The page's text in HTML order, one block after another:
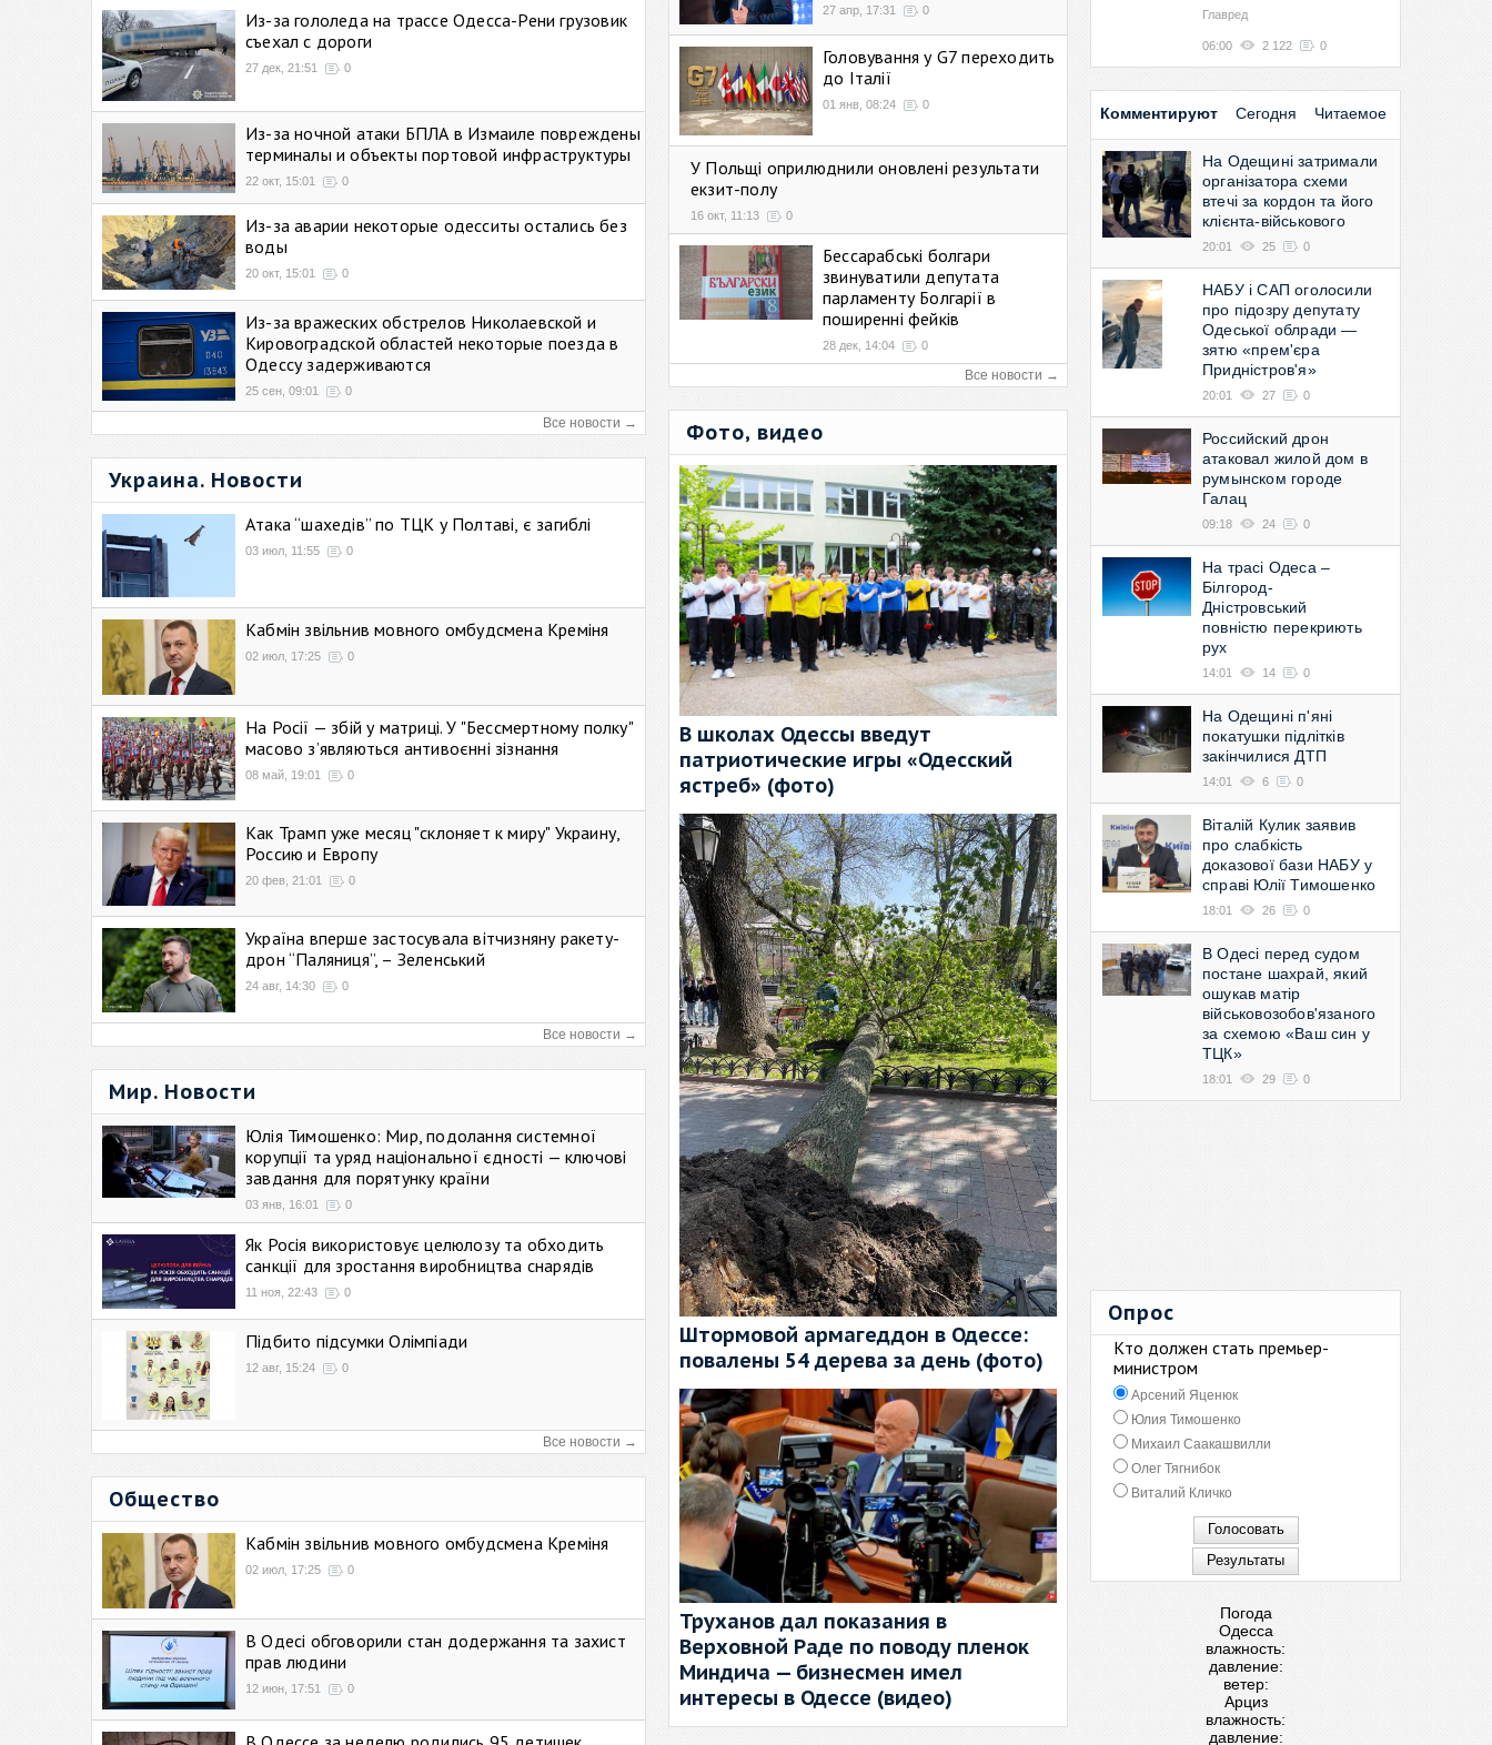
Из-за гололеда на трассе Одесса-Рени грузовик
съехал с дороги
27 дек, 21:51 0
Из-за ночной атаки БПЛА в Измаиле повреждены
терминалы и объекты портовой инфраструктуры
22 окт, 15:01 0
Из-за аварии некоторые одесситы остались без
воды
20 окт, 15:01 0
Из-за вражеских обстрелов Николаевской и
Кировоградской областей некоторые поезда в
Одессу задерживаются
25 сен, 09:01 0
Все новости →
Украина. Новости
Атака “шахедів” по ТЦК у Полтаві, є загиблі
03 июл, 11:55 0
Кабмін звільнив мовного омбудсмена Креміня
02 июл, 17:25 0
На Росії — збій у матриці. У "Бессмертному полку"
масово зʼявляються антивоєнні зізнання
08 май, 19:01 0
Как Трамп уже месяц "склоняет к миру" Украину,
Россию и Европу
20 фев, 21:01 0
Україна вперше застосувала вітчизняну ракету-
дрон “Паляниця”, – Зеленський
24 авг, 14:30 0
Все новости →
Мир. Новости
Юлія Тимошенко: Мир, подолання системної
корупції та уряд національної єдності — ключові
завдання для порятунку країни
03 янв, 16:01 0
Як Росія використовує целюлозу та обходить
санкції для зростання виробництва снарядів
11 ноя, 22:43 0
Підбито підсумки Олімпіади
12 авг, 15:24 0
Все новости →
Общество
Кабмін звільнив мовного омбудсмена Креміня
02 июл, 17:25 0
В Одесі обговорили стан додержання та захист
прав людини
12 июн, 17:51 0
27 апр, 17:31 0
Головування у G7 переходить
до Італії
01 янв, 08:24 0
У Польщі оприлюднили оновлені результати
екзит-полу
16 окт, 11:13 0
Бессарабські болгари
звинуватили депутата
парламенту Болгарії в
поширенні фейків
28 дек, 14:04 0
Все новости →
Фото, видео
В школах Одессы введут
патриотические игры «Одесский
ястреб» (фото)
Штормовой армагеддон в Одессе:
повалены 54 дерева за день (фото)
Труханов дал показания в
Верховной Раде по поводу пленок
Миндича — бизнесмен имел
интересы в Одессе (видео)
Главред
06:00 2 122 0
Комментируют Сегодня Читаемое
На Одещині затримали
організатора схеми
втечі за кордон та його
клієнта-військового
20:01 25 0
НАБУ і САП оголосили
про підозру депутату
Одеської облради —
зятю «прем'єра
Придністров'я»
20:01 27 0
Российский дрон
атаковал жилой дом в
румынском городе
Галац
09:18 24 0
На трасі Одеса –
Білгород-
Дністровський
повністю перекриють
рух
14:01 14 0
На Одещині п'яні
покатушки підлітків
закінчилися ДТП
14:01 6 0
Віталій Кулик заявив
про слабкість
доказової бази НАБУ у
справі Юлії Тимошенко
18:01 26 0
В Одесі перед судом
постане шахрай, який
ошукав матір
військовозобов'язаного
за схемою «Ваш син у
ТЦК»
18:01 29 0
Опрос
Кто должен стать премьер-
министром
Арсений Яценюк
Юлия Тимошенко
Михаил Саакашвилли
Олег Тягнибок
Виталий Кличко
Погода
Одесса
влажность:
давление:
ветер:
Арциз
влажность:
давление: